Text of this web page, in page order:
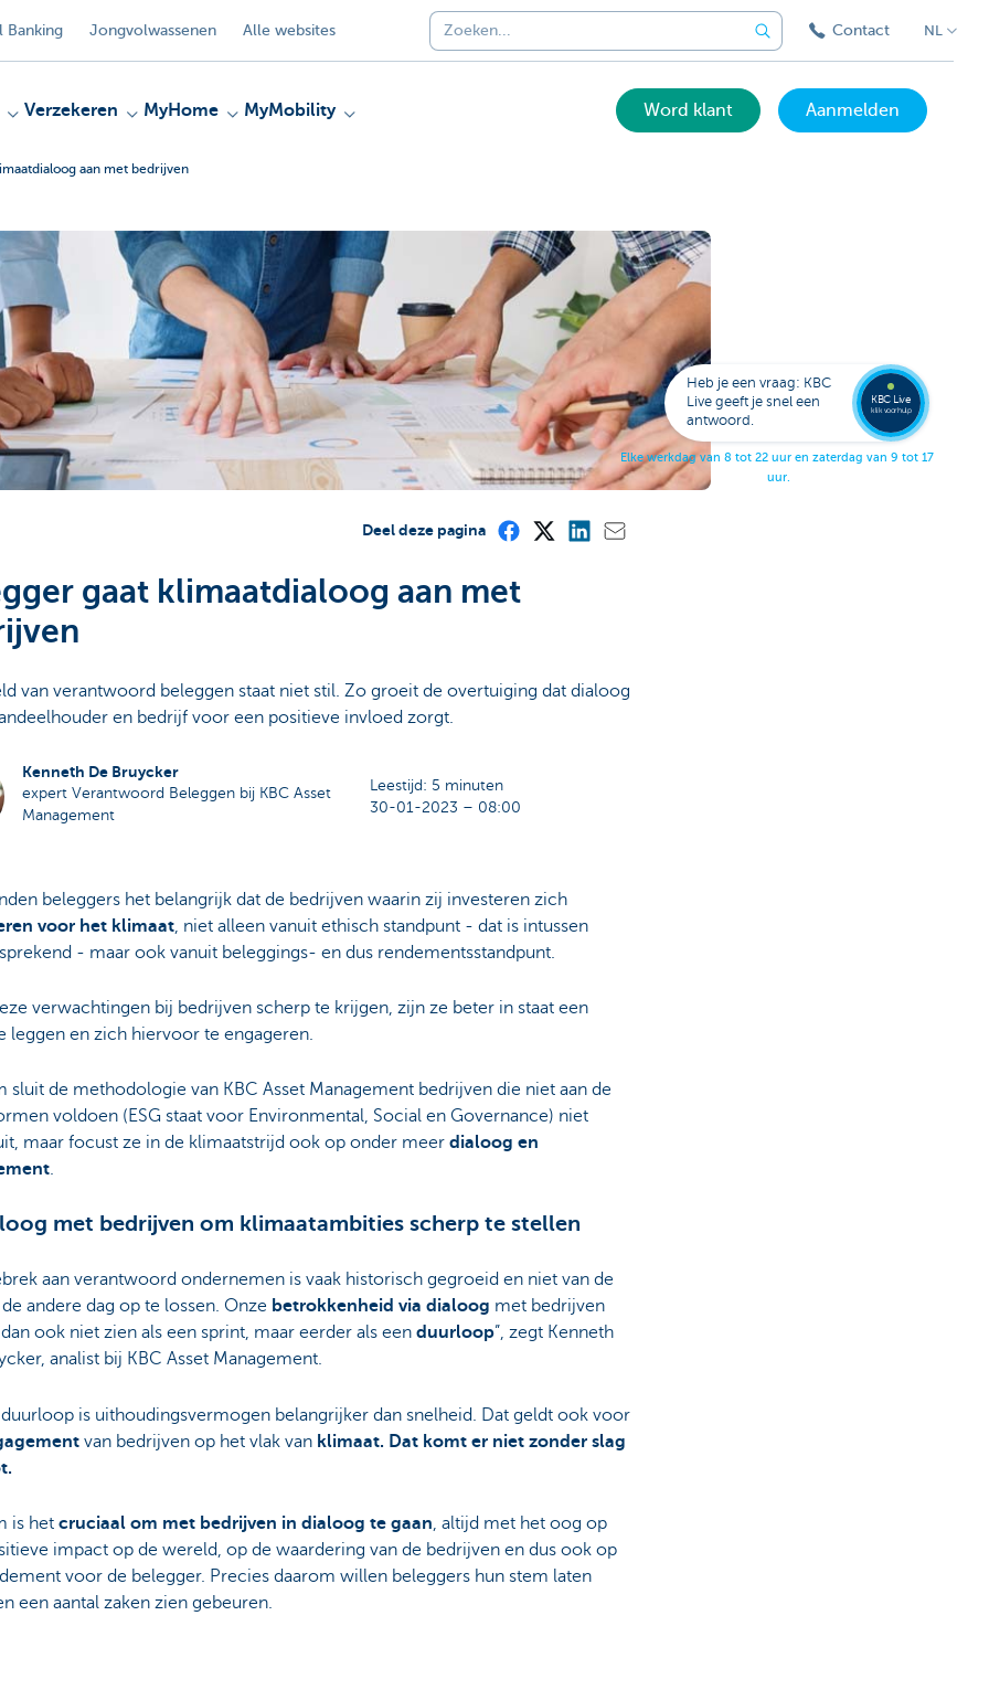
Banking Jongvolwassenen Alle websites Contact NL
Verzekeren MyHome MyMobility Word klant Aanmelden
aan met bedrijven
Deel deze pagina
gaat klimaatdialoog aan met
van verantwoord beleggen staat niet stil. Zo groeit de overtuiging dat dialoog
en bedrijf voor een positieve invloed zorgt.
Kenneth De Bruycker
expert Verantwoord Beleggen bij KBC Asset
Management
Leestijd: 5 minuten
30-01-2023 – 08:00
beleggers het belangrijk dat de bedrijven waarin zij investeren zich
voor het klimaat, niet alleen vanuit ethisch standpunt - dat is intussen
- maar ook vanuit beleggings- en dus rendementsstandpunt.
verwachtingen bij bedrijven scherp te krijgen, zijn ze beter in staat een
leggen en zich hiervoor te engageren.
sluit de methodologie van KBC Asset Management bedrijven die niet aan de
voldoen (ESG staat voor Environmental, Social en Governance) niet
maar focust ze in de klimaatstrijd ook op onder meer dialoog en
.
met bedrijven om klimaatambities scherp te stellen
aan verantwoord ondernemen is vaak historisch gegroeid en niet van de
andere dag op te lossen. Onze betrokkenheid via dialoog met bedrijven
ook niet zien als een sprint, maar eerder als een duurloop”, zegt Kenneth
analist bij KBC Asset Management.
duurloop is uithoudingsvermogen belangrijker dan snelheid. Dat geldt ook voor
van bedrijven op het vlak van klimaat. Dat komt er niet zonder slag
is het cruciaal om met bedrijven in dialoog te gaan, altijd met het oog op
impact op de wereld, op de waardering van de bedrijven en dus ook op
voor de belegger. Precies daarom willen beleggers hun stem laten
een aantal zaken zien gebeuren.
Heb je een vraag: KBC
Live geeft je snel een
antwoord.
Elke werkdag van 8 tot 22 uur en zaterdag van 9 tot 17
uur.
KBC Live
klik voor hulp